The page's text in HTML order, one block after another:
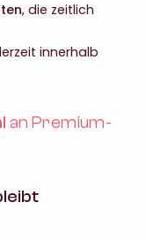
, die zeitlich
innerhalb
an Premium-